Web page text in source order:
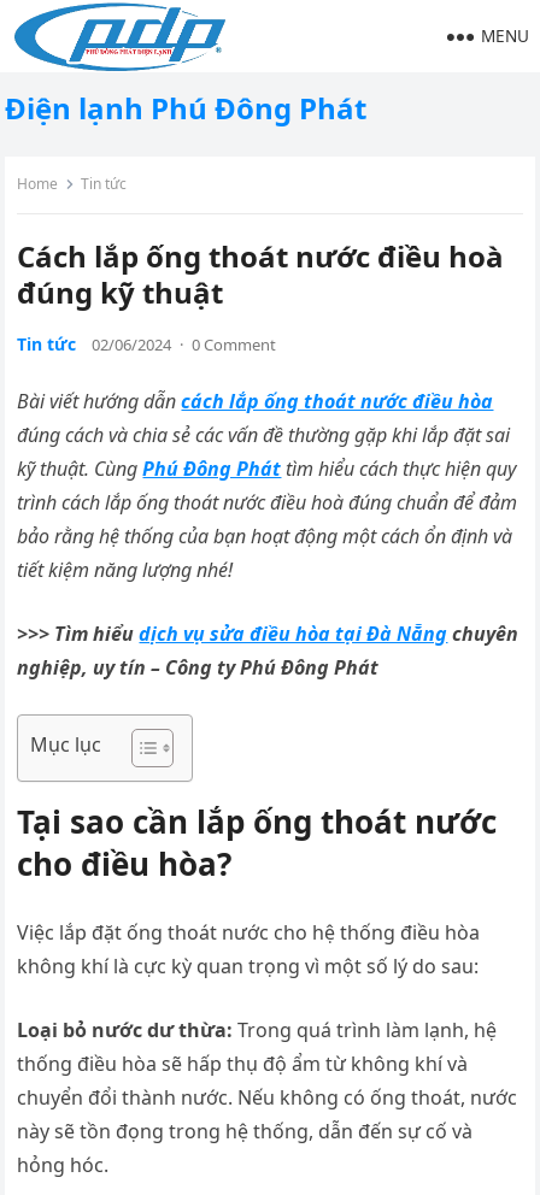
Điện lạnh Phú Đông Phát
MENU
Home Tin tức
Cách lắp ống thoát nước điều hoà
đúng kỹ thuật
Tin tức 02/06/2024 · 0 Comment
Bài viết hướng dẫncách lắp ống thoát nước điều hòa
đúng cách và chia sẻ các vấn đề thường gặp khi lắp đặt sai
kỹ thuật. CùngPhú Đông Phát tìm hiểu cách thực hiện quy
trình cách lắp ống thoát nước điều hoà đúng chuẩn để đảm
bảo rằng hệ thống của bạn hoạt động một cách ổn định và
tiết kiệm năng lượng nhé!
>>> Tìm hiểudịch vụ sửa điều hòa tại Đà Nẵngchuyên
nghiệp, uy tín – Công ty Phú Đông Phát
Mục lục
Tại sao cần lắp ống thoát nước
cho điều hòa?
Việc lắp đặt ống thoát nước cho hệ thống điều hòa
không khí là cực kỳ quan trọng vì một số lý do sau:
Loại bỏ nước dư thừa: Trong quá trình làm lạnh, hệ
thống điều hòa sẽ hấp thụ độ ẩm từ không khí và
chuyển đổi thành nước. Nếu không có ống thoát, nước
này sẽ tồn đọng trong hệ thống, dẫn đến sự cố và
hỏng hóc.